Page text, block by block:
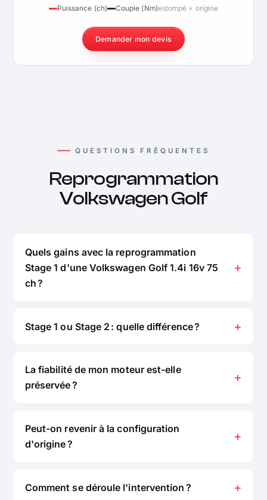
Puissance (ch) Couple (Nm)estompé = origine
Demander mon devis
QUESTIONS FRÉQUENTES
Reprogrammation
Volkswagen Golf
Quels gains avec la reprogrammation
Stage 1 d'une Volkswagen Golf 1.4i 16v 75
ch ?
Stage 1 ou Stage 2 : quelle différence ?
La fiabilité de mon moteur est-elle
préservée ?
Peut-on revenir à la configuration
d'origine ?
Comment se déroule l'intervention ?